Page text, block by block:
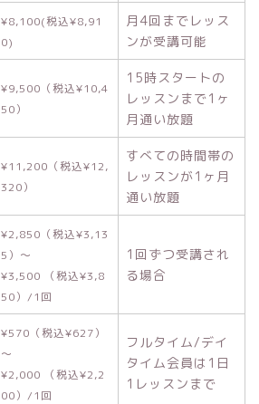
¥8,100(税込¥8,91
0)
月4回までレッス
ンが受講可能
¥9,500（税込¥10,4
50）
15時スタートの
レッスンまで1ヶ
月通い放題
¥11,200（税込¥12,
320）
すべての時間帯の
レッスンが1ヶ月
通い放題
¥2,850（税込¥3,13
5）～
¥3,500 （税込¥3,8
50）/1回
1回ずつ受講され
る場合
¥570（税込¥627）
～
¥2,000 （税込¥2,2
00）/1回
フルタイム/デイ
タイム会員は1日
1レッスンまで